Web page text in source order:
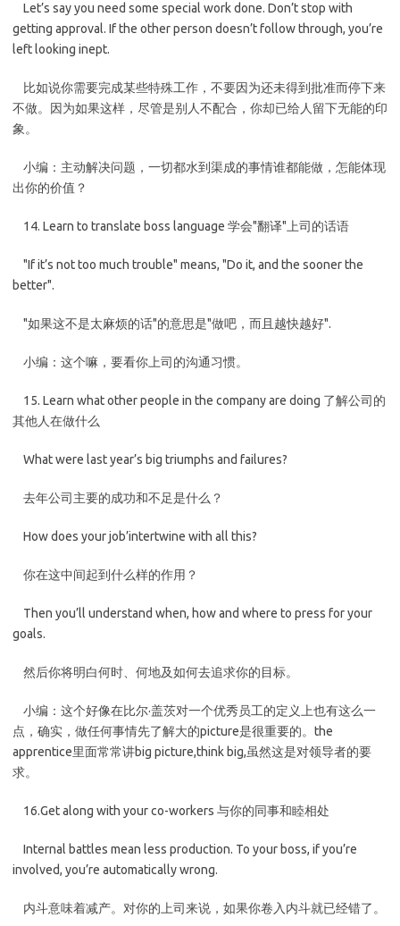
Let’s say you need some special work done. Don’t stop with
getting approval. If the other person doesn’t follow through, you’re
left looking inept.
比如说你需要完成某些特殊工作，不要因为还未得到批准而停下来
不做。因为如果这样，尽管是别人不配合，你却已给人留下无能的印
象。
小编：主动解决问题，一切都水到渠成的事情谁都能做，怎能体现
出你的价值？
14. Learn to translate boss language 学会"翻译"上司的话语
"If it’s not too much trouble" means, "Do it, and the sooner the
better".
"如果这不是太麻烦的话"的意思是"做吧，而且越快越好".
小编：这个嘛，要看你上司的沟通习惯。
15. Learn what other people in the company are doing 了解公司的
其他人在做什么
What were last year’s big triumphs and failures?
去年公司主要的成功和不足是什么？
How does your job’intertwine with all this?
你在这中间起到什么样的作用？
Then you’ll understand when, how and where to press for your
goals.
然后你将明白何时、何地及如何去追求你的目标。
小编：这个好像在比尔·盖茨对一个优秀员工的定义上也有这么一
点，确实，做任何事情先了解大的picture是很重要的。the
apprentice里面常常讲big picture,think big,虽然这是对领导者的要
求。
16.Get along with your co-workers 与你的同事和睦相处
Internal battles mean less production. To your boss, if you’re
involved, you’re automatically wrong.
内斗意味着减产。对你的上司来说，如果你卷入内斗就已经错了。